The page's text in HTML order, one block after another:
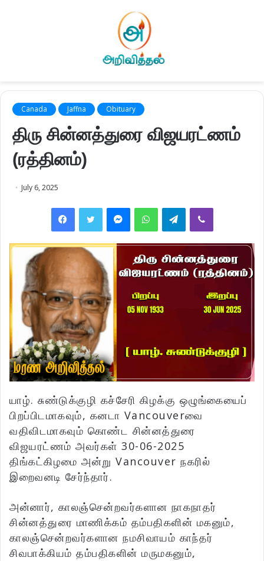
Canada Jaffna Obituary
திரு சின்னத்துரை விஜயரட்ணம்
(ரத்தினம்)
July 6, 2025
FacebookTwitter MessengerWhatsAppTelegramViber
யாழ். சுண்டுக்குழி கச்சேரி கிழக்கு ஒழுங்கையைப்
பிறப்பிடமாகவும், கனடா Vancouverவை
வதிவிடமாகவும் கொண்ட சின்னத்துரை
விஜயரட்ணம் அவர்கள் 30-06-2025
திங்கட்கிழமை அன்று Vancouver நகரில்
இறைவனடி சேர்ந்தார்.
அன்னார், காலஞ்சென்றவர்களான நாகநாதர்
சின்னத்துரை மாணிக்கம் தம்பதிகளின் மகனும்,
காலஞ்சென்றவர்களான நமசிவாயம் காந்தர்
சிவபாக்கியம் தம்பதிகளின் மருமகனும்,